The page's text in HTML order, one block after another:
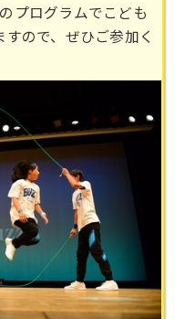
プログラムでこども
ので、ぜひご参加く